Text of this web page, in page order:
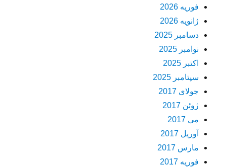
فوریه 2026
ژانویه 2026
دسامبر 2025
نوامبر 2025
اکتبر 2025
سپتامبر 2025
جولای 2017
ژوئن 2017
می 2017
آوریل 2017
مارس 2017
فوریه 2017